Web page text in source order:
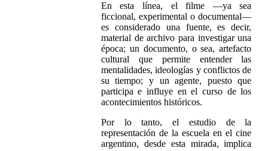
En esta línea, el filme —ya sea
ficcional, experimental o documental—
es considerado una fuente, es decir,
material de archivo para investigar una
época; un documento, o sea, artefacto
cultural que permite entender las
mentalidades, ideologías y conflictos de
su tiempo; y un agente, puesto que
participa e influye en el curso de los
acontecimientos históricos.
Por lo tanto, el estudio de la
representación de la escuela en el cine
argentino, desde esta mirada, implica